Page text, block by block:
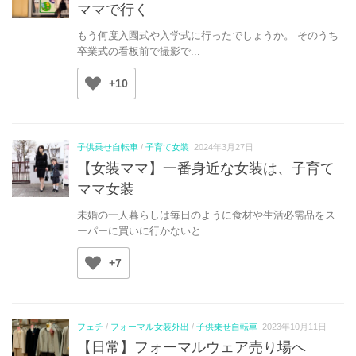
ママで行く
もう何度入園式や入学式に行ったでしょうか。 そのうち
卒業式の看板前で撮影で...
+10
子供乗せ自転車 / 子育て女装 2024年3月27日
【女装ママ】一番身近な女装は、子育て
ママ女装
未婚の一人暮らしは毎日のように食材や生活必需品をス
ーパーに買いに行かないと...
+7
フェチ / フォーマル女装外出 / 子供乗せ自転車 2023年10月11日
【日常】フォーマルウェア売り場へ